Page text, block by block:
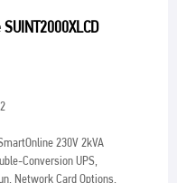
230V 2kVA
Conversion UPS,
Network Card Options,